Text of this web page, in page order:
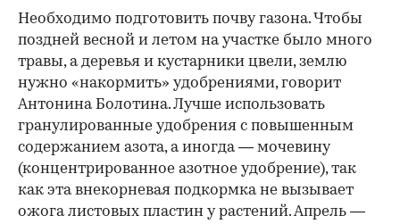
Необходимо подготовить почву газона. Чтобы
поздней весной и летом на участке было много
травы, а деревья и кустарники цвели, землю
нужно «накормить» удобрениями, говорит
Антонина Болотина. Лучше использовать
гранулированные удобрения с повышенным
содержанием азота, а иногда — мочевину
(концентрированное азотное удобрение), так
как эта внекорневая подкормка не вызывает
ожога листовых пластин у растений. Апрель —